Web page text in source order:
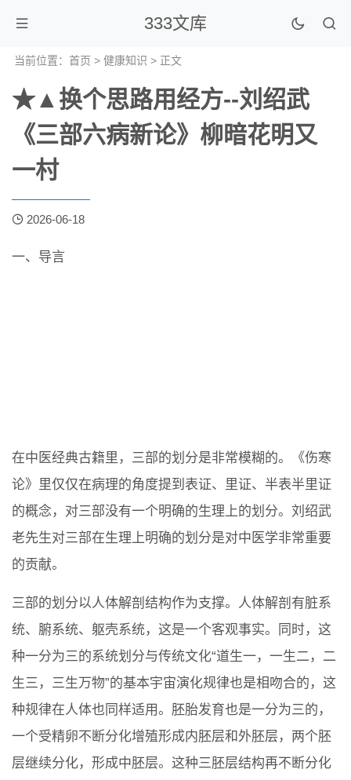
333文库
当前位置： 首页 > 健康知识 > 正文
★▲换个思路用经方--刘绍武
《三部六病新论》柳暗花明又
一村
2026-06-18
一、导言
在中医经典古籍里，三部的划分是非常模糊的。《伤寒
论》里仅仅在病理的角度提到表证、里证、半表半里证
的概念，对三部没有一个明确的生理上的划分。刘绍武
老先生对三部在生理上明确的划分是对中医学非常重要
的贡献。
三部的划分以人体解剖结构作为支撑。人体解剖有脏系
统、腑系统、躯壳系统，这是一个客观事实。同时，这
种一分为三的系统划分与传统文化“道生一，一生二，二
生三，三生万物”的基本宇宙演化规律也是相吻合的，这
种规律在人体也同样适用。胚胎发育也是一分为三的，
一个受精卵不断分化增殖形成内胚层和外胚层，两个胚
层继续分化，形成中胚层。这种三胚层结构再不断分化